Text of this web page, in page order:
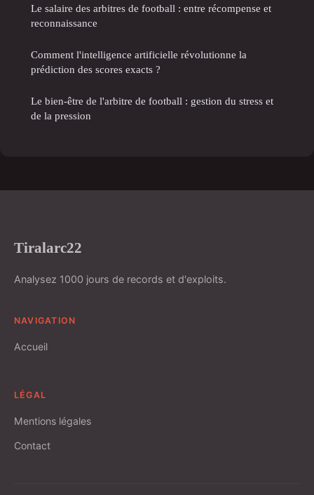
Le salaire des arbitres de football : entre récompense et
reconnaissance
Comment l'intelligence artificielle révolutionne la
prédiction des scores exacts ?
Le bien-être de l'arbitre de football : gestion du stress et
de la pression
Tiralarc22
Analysez 1000 jours de records et d'exploits.
NAVIGATION
Accueil
LÉGAL
Mentions légales
Contact